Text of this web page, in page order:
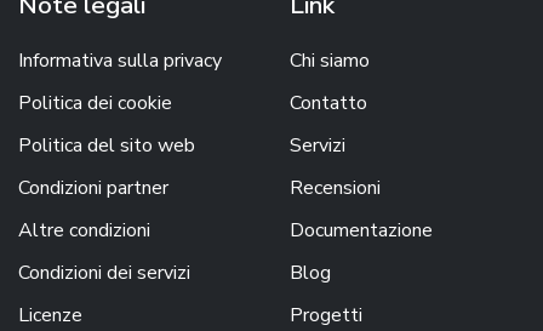
Informativa sulla privacy
Politica dei cookie
Politica del sito web
Condizioni partner
Altre condizioni
Condizioni dei servizi
Licenze
Chi siamo
Contatto
Servizi
Recensioni
Documentazione
Blog
Progetti